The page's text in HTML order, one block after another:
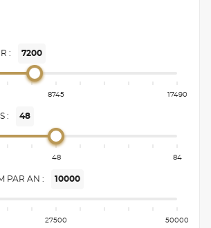
: 7200
8745 17490
: 48
48 84
PAR AN : 10000
27500 50000